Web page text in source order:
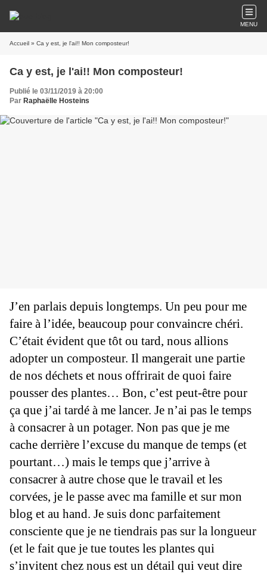
MENU
Accueil » Ca y est, je l'ai!! Mon composteur!
Ca y est, je l'ai!! Mon composteur!
Publié le 03/11/2019 à 20:00
Par Raphaëlle Hosteins
J’en parlais depuis longtemps. Un peu pour me
faire à l’idée, beaucoup pour convaincre chéri.
C’était évident que tôt ou tard, nous allions
adopter un composteur. Il mangerait une partie
de nos déchets et nous offrirait de quoi faire
pousser des plantes… Bon, c’est peut-être pour
ça que j’ai tardé à me lancer. Je n’ai pas le temps
à consacrer à un potager. Non pas que je me
cache derrière l’excuse du manque de temps (et
pourtant…) mais le temps que j’arrive à
consacrer à autre chose que le travail et les
corvées, je le passe avec ma famille et sur mon
blog et au hand. Je suis donc parfaitement
consciente que je ne tiendrais pas sur la longueur
(et le fait que je tue toutes les plantes qui
s’invitent chez nous est un détail qui veut dire